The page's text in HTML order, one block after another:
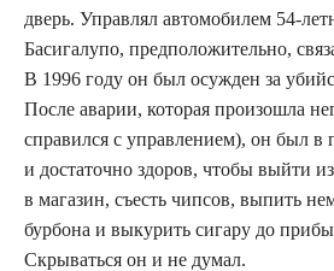
дверь. Управлял автомобилем 54-
Басигалупо, предположительно,
В 1996 году он был осужден за
После аварии, которая произошла
справился с управлением), он был в
и достаточно здоров, чтобы выйти
в магазин, съесть чипсов, выпить
бурбона и выкурить сигару до
Скрываться он и не думал.